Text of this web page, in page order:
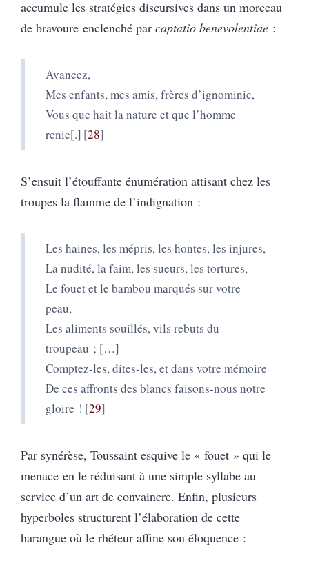
accumule les stratégies discursives dans un morceau
de bravoure enclenché par captatio benevolentiae :
Avancez,
Mes enfants, mes amis, frères d’ignominie,
Vous que hait la nature et que l’homme
renie[.] 28
S’ensuit l’étouffante énumération attisant chez les
troupes la flamme de l’indignation :
Les haines, les mépris, les hontes, les injures,
La nudité, la faim, les sueurs, les tortures,
Le fouet et le bambou marqués sur votre
peau,
Les aliments souillés, vils rebuts du
troupeau ; […]
Comptez-les, dites-les, et dans votre mémoire
De ces affronts des blancs faisons-nous notre
gloire ! 29
Par synérèse, Toussaint esquive le « fouet » qui le
menace en le réduisant à une simple syllabe au
service d’un art de convaincre. Enfin, plusieurs
hyperboles structurent l’élaboration de cette
harangue où le rhéteur affine son éloquence :